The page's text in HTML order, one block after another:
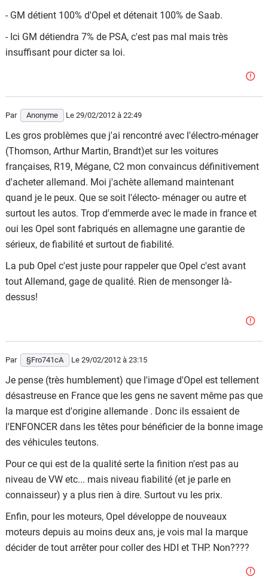
- GM détient 100% d'Opel et détenait 100% de Saab.
- Ici GM détiendra 7% de PSA, c'est pas mal mais très
insuffisant pour dicter sa loi.
Par Anonyme Le 29/02/2012 à 22:49
Les gros problèmes que j'ai rencontré avec l'électro-ménager
(Thomson, Arthur Martin, Brandt)et sur les voitures
françaises, R19, Mégane, C2 mon convaincus définitivement
d'acheter allemand. Moi j'achète allemand maintenant
quand je le peux. Que se soit l'électo- ménager ou autre et
surtout les autos. Trop d'emmerde avec le made in france et
oui les Opel sont fabriqués en allemagne une garantie de
sérieux, de fiabilité et surtout de fiabilité.
La pub Opel c'est juste pour rappeler que Opel c'est avant
tout Allemand, gage de qualité. Rien de mensonger là-
dessus!
Par §Fro741cA Le 29/02/2012 à 23:15
Je pense (très humblement) que l'image d'Opel est tellement
désastreuse en France que les gens ne savent même pas que
la marque est d'origine allemande . Donc ils essaient de
l'ENFONCER dans les têtes pour bénéficier de la bonne image
des véhicules teutons.
Pour ce qui est de la qualité serte la finition n'est pas au
niveau de VW etc... mais niveau fiabilité (et je parle en
connaisseur) y a plus rien à dire. Surtout vu les prix.
Enfin, pour les moteurs, Opel développe de nouveaux
moteurs depuis au moins deux ans, je vois mal la marque
décider de tout arrêter pour coller des HDI et THP. Non????